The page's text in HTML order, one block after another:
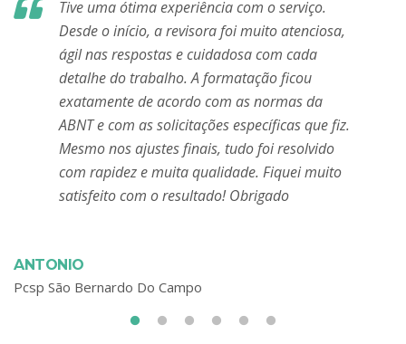
Tive uma ótima experiência com o serviço.
Desde o início, a revisora foi muito atenciosa,
ágil nas respostas e cuidadosa com cada
detalhe do trabalho. A formatação ficou
exatamente de acordo com as normas da
ABNT e com as solicitações específicas que fiz.
Mesmo nos ajustes finais, tudo foi resolvido
com rapidez e muita qualidade. Fiquei muito
satisfeito com o resultado! Obrigado
ANTONIO
Pcsp São Bernardo Do Campo